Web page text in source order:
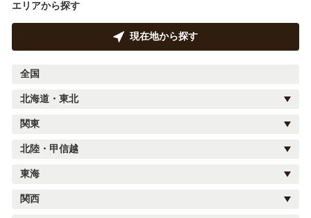
エリアから探す
現在地から探す
全国
北海道・東北
関東
北陸・甲信越
東海
関西